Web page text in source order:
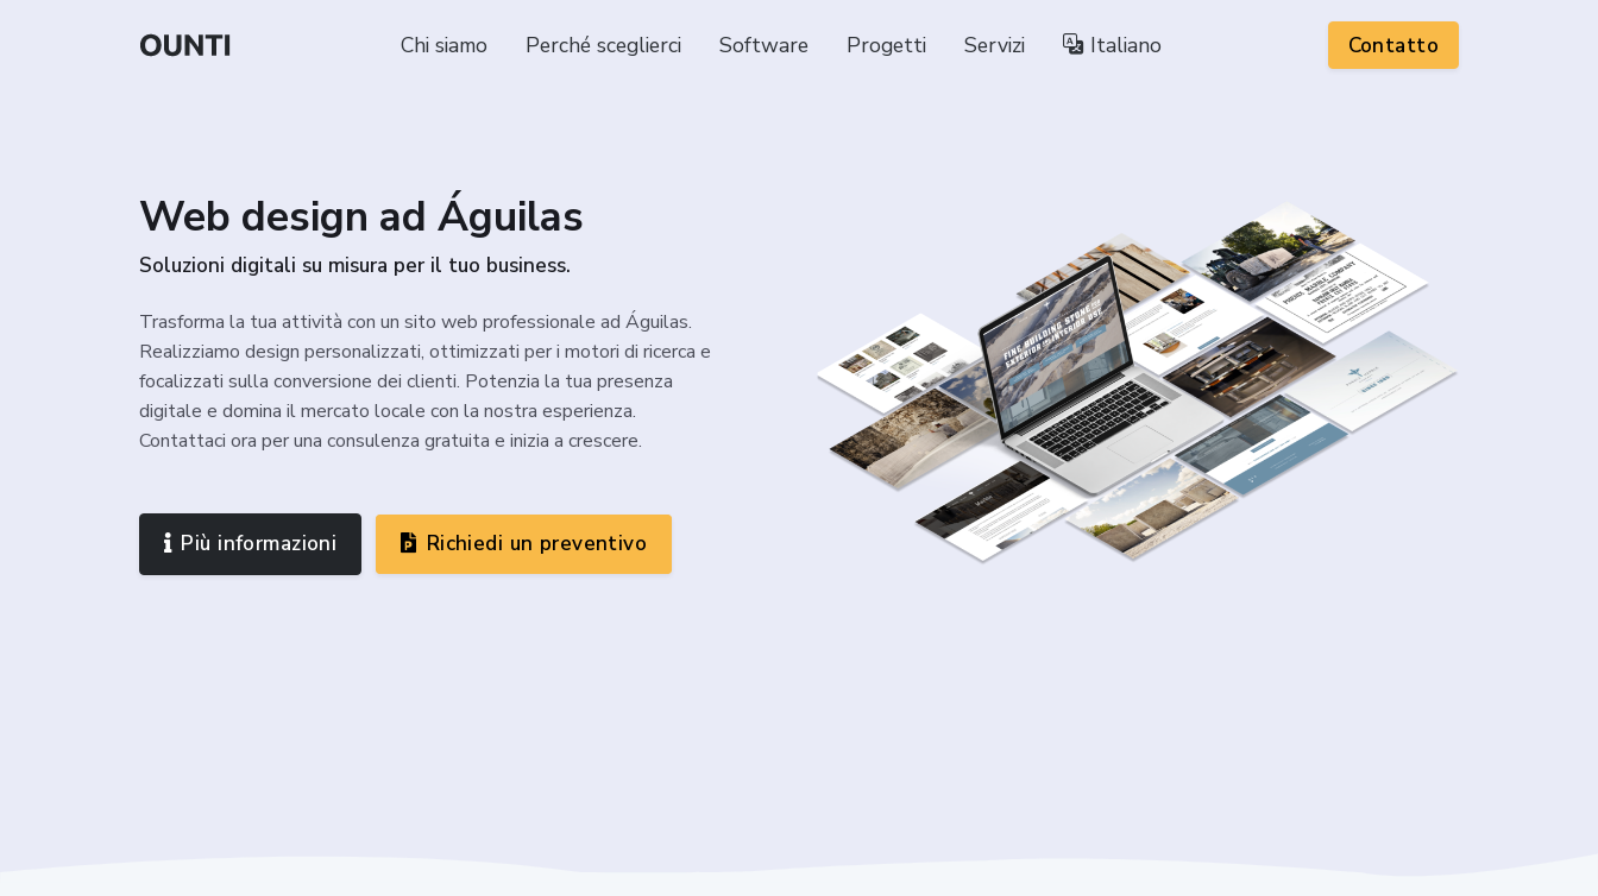
Chi siamo Perché sceglierci Software Progetti Servizi Italiano Contatto
Web design ad Águilas
Soluzioni digitali su misura per il tuo business.
Trasforma la tua attività con un sito web professionale ad Águilas.
Realizziamo design personalizzati, ottimizzati per i motori di ricerca e
focalizzati sulla conversione dei clienti. Potenzia la tua presenza
digitale e domina il mercato locale con la nostra esperienza.
Contattaci ora per una consulenza gratuita e inizia a crescere.
Più informazioni Richiedi un preventivo